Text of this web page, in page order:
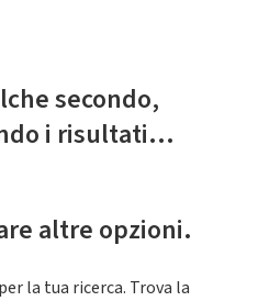
secondo,
i risultati...
altre opzioni.
la tua ricerca. Trova la